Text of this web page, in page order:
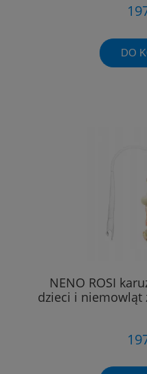
DO
NENO ROSI
dzieci i niemowląt